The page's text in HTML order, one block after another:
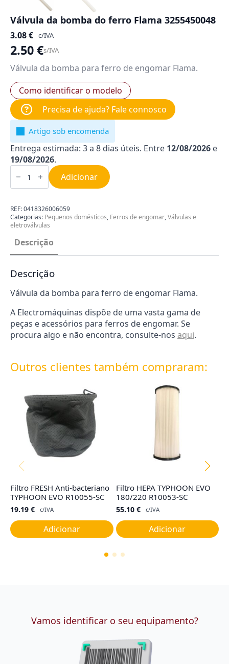
Válvula da bomba do ferro Flama 3255450048
3.08€ c/IVA
2.50€s/IVA
Válvula da bomba para ferro de engomar Flama.
Como identificar o modelo
Precisa de ajuda? Fale connosco
Artigo sob encomenda
Entrega estimada: 3 a 8 dias úteis. Entre 12/08/2026 e
19/08/2026.
Quantidade
de
da
do
ferro
Flama
3255450048
Adicionar
REF:0418326006059
Categorias: Pequenos domésticos, Ferros de engomar,Válvulas e
eletroválvulas
Descrição
Descrição
Válvula da bomba para ferro de engomar Flama.
A Electromáquinas dispõe de uma vasta gama de
peças e acessórios para ferros de engomar. Se
procura algo e não encontra, consulte-nos aqui.
Outros clientes também compraram:
Filtro FRESH Anti-bacteriano
TYPHOON EVO R10055-SC
19.19 € c/IVA
Adicionar
Filtro HEPA TYPHOON EVO
180/220 R10053-SC
55.10 € c/IVA
Adicionar
Vamos identificar o seu equipamento?